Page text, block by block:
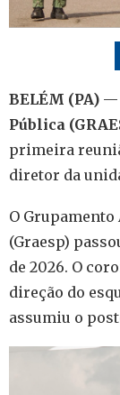
BELÉM (PA) —
Pública
primeira
diretor da
O Grupamento
(Graesp)
de 2026. O
direção do
assumiu o